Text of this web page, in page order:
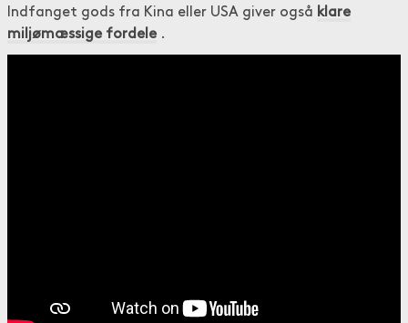
Indfanget gods fra Kina eller USA giver også klare
miljømæssige fordele .